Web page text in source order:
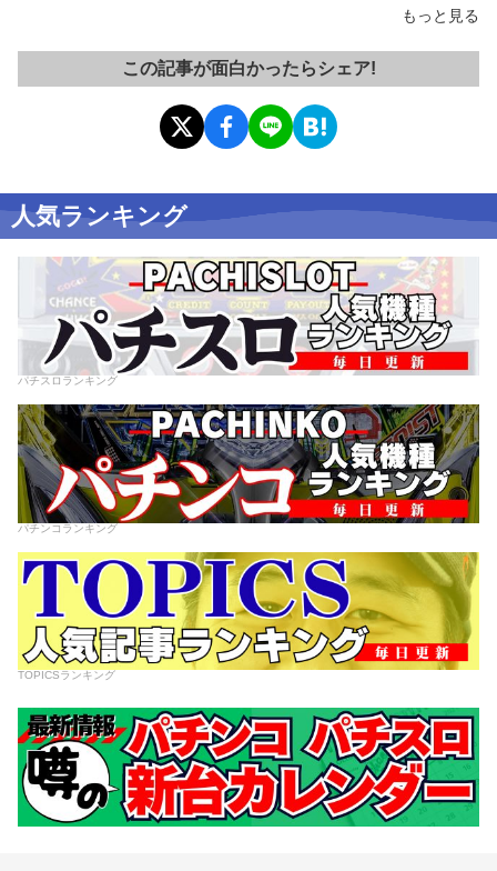
もっと見る
この記事が面白かったらシェア!
人気ランキング
パチスロランキング
パチンコランキング
TOPICSランキング